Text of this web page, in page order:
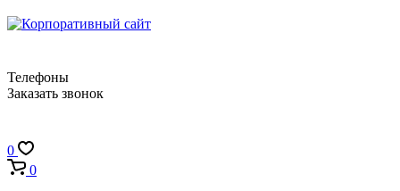
Телефоны
Заказать звонок
0
0